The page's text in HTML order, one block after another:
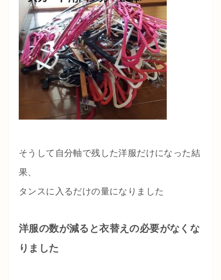
そうして自分軸で残した洋服だけになった結
果、
タンスに入るだけの量になりました
洋服の数が減ると衣替えの必要がなくな
りました